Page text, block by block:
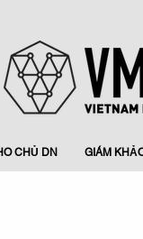
CHỦ DN GIÁM